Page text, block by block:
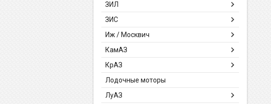
ЗИЛ
ЗИС
Иж / Москвич
КамАЗ
КрАЗ
Лодочные моторы
ЛуАЗ